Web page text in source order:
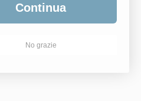
Continua
No grazie